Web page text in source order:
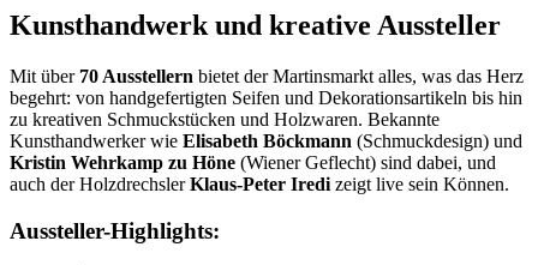
Kunsthandwerk und kreative Aussteller
Mit über 70 Ausstellern bietet der Martinsmarkt alles, was das Herz
begehrt: von handgefertigten Seifen und Dekorationsartikeln bis hin
zu kreativen Schmuckstücken und Holzwaren. Bekannte
Kunsthandwerker wie Elisabeth Böckmann (Schmuckdesign) und
Kristin Wehrkamp zu Höne (Wiener Geflecht) sind dabei, und
auch der HolzdrechslerKlaus-Peter Iredi zeigt live sein Können.
Aussteller-Highlights: